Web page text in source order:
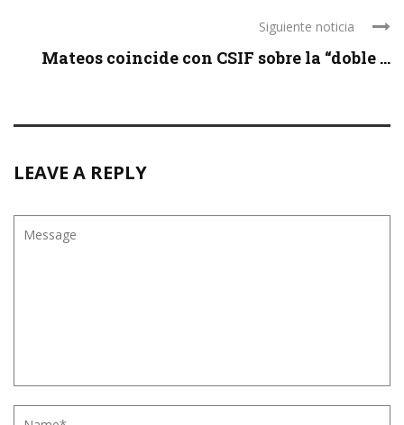
Siguiente noticia
Mateos coincide con CSIF sobre la “doble ...
LEAVE A REPLY